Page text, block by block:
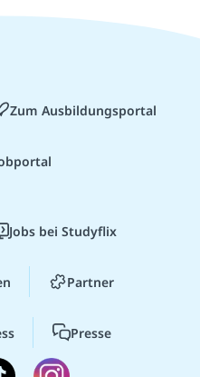
Zum Ausbildungsportal
Jobs bei Studyflix
Partner
Presse